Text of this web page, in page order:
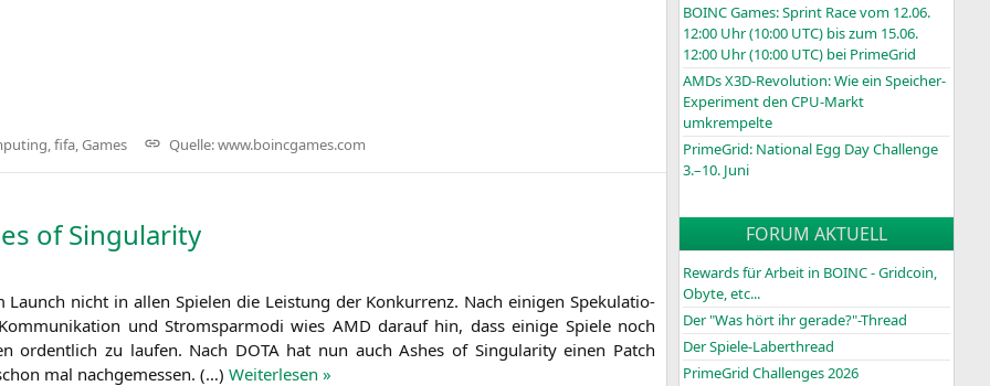
fifa Games Quelle:www.boincgames.com
of Singularity
nicht in allen Spie­len die Leis­tung der Kon­kur­renz. Nach eini­gen Spe­ku­la­tio­
und Strom­spar­mo­di wies AMD dar­auf hin, dass eini­ge Spie­le noch
ordent­lich zu lau­fen. Nach DOTA hat nun auch Ashes of Sin­gu­la­ri­ty einen Patch
mal nach­ge­mes­sen. (…) Wei­ter­le­sen »
BOINCGames: Sprint Race vom 12.06.
12:00 Uhr (10:00 UTC) bis zum 15.06.
12:00 Uhr (10:00 UTC) bei PrimeGrid
AMDs X3D-Revolution: Wie ein Speicher-
Experiment den CPU-Markt
umkrempelte
PrimeGrid: National Egg Day Challenge
3.–10. Juni
FORUM AKTUELL
Rewards für Arbeit in BOINC - Gridcoin,
Obyte, etc...
Der "Was hört ihr gerade?"-Thread
Der Spiele-Laberthread
PrimeGrid Challenges 2026